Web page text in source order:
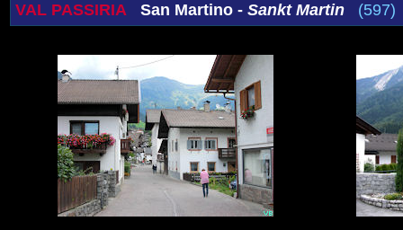
VAL PASSIRIA San Martino - Sankt Martin (597)